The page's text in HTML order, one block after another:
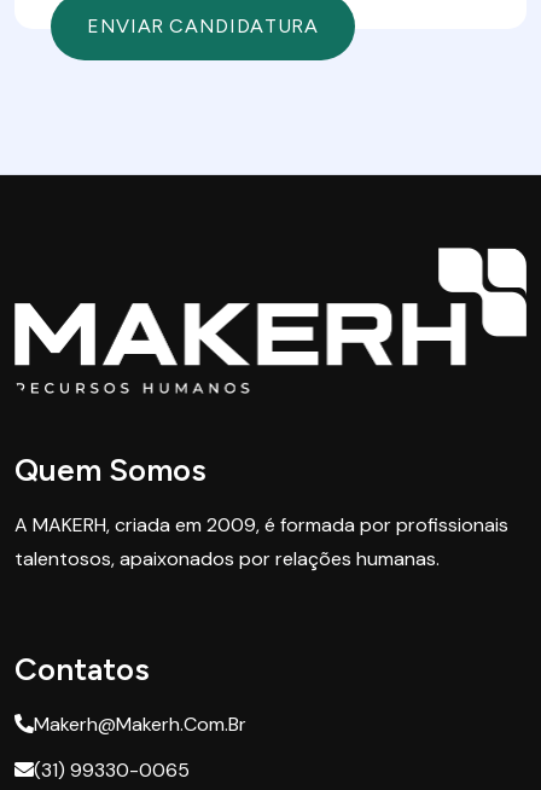
Quem Somos
A MAKERH, criada em 2009, é formada por profissionais
talentosos, apaixonados por relações humanas.
Contatos
Makerh@makerh.com.br
(31) 99330-0065